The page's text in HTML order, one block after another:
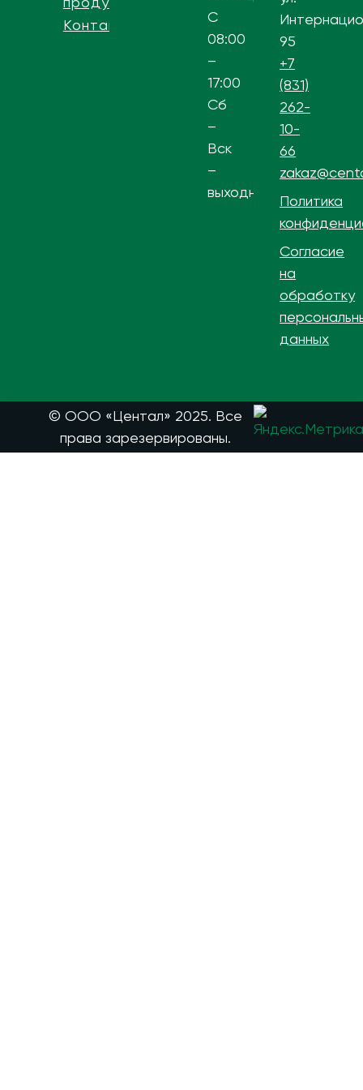
Контакты
С
08:00
–
17:00
Сб
–
Вск
–
выходной
95
+7
(831)
262-
10-
66
Политика
Согласие
на
обработку
данных
© ООО «Центал» 2025. Все
права зарезервированы.